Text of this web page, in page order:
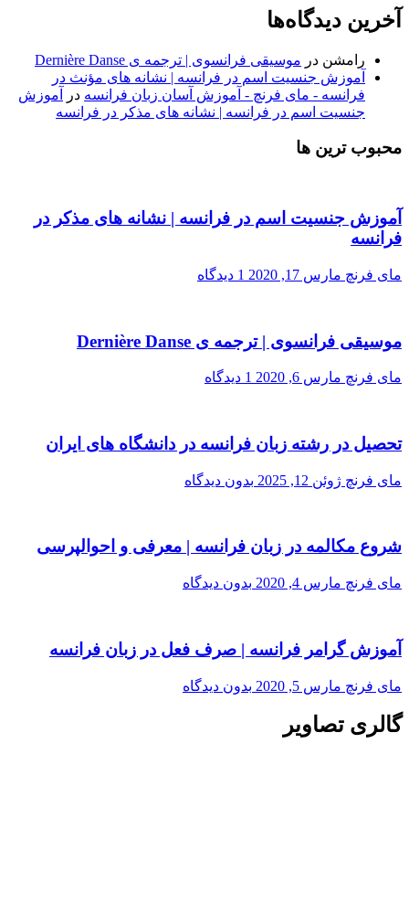
آخرین دیدگاه‌ها
رامشن در موسیقی فرانسوی | ترجمه ی Dernière Danse
آموزش جنسیت اسم در فرانسه | نشانه های مؤنث در
فرانسه - مای فرنچ - آموزش آسان زبان فرانسه در
آموزش
جنسیت اسم در فرانسه | نشانه های مذکر در فرانسه
محبوب ترین ها
آموزش جنسیت اسم در فرانسه | نشانه های مذکر در
فرانسه
مای فرنچ مارس 17, 2020 1 دیدگاه
موسیقی فرانسوی | ترجمه ی Dernière Danse
مای فرنچ مارس 6, 2020 1 دیدگاه
تحصیل در رشته زبان فرانسه در دانشگاه های ایران
مای فرنچ ژوئن 12, 2025 بدون دیدگاه
شروع مکالمه در زبان فرانسه | معرفی و احوالپرسی
مای فرنچ مارس 4, 2020 بدون دیدگاه
آموزش گرامر فرانسه | صرف فعل در زبان فرانسه
مای فرنچ مارس 5, 2020 بدون دیدگاه
گالری تصاویر